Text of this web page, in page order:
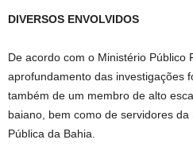
DIVERSOS ENVOLVIDOS
De acordo com o Ministério Público
aprofundamento das investigações
também de um membro de alto
baiano, bem como de servidores
Pública da Bahia.